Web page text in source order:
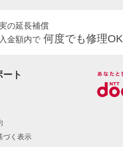
の延長補償
金額内で 何度でも修理OK
ト
づく表示